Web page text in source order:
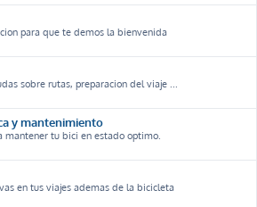
para que te demos la bienvenida
sobre rutas, preparacion del viaje ...
y mantenimiento
mantener tu bici en estado optimo.
en tus viajes ademas de la bicicleta